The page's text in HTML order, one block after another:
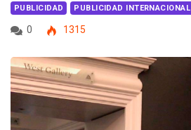
PUBLICIDAD PUBLICIDAD INTERNACIONAL
0
1315